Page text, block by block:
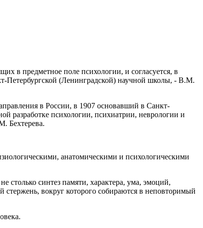
в предметное поле психологии, и согласуется, в
Петербургской (Ленинградской) научной школы, - В.М.
в России, в 1907 основавший в Санкт-
разработке психологии, психиатрии, неврологии и
Бехтерева.
анатомическими и психологическими
столько синтез памяти, характера, ума, эмоций,
стержень, вокруг которого собираются в неповторимый